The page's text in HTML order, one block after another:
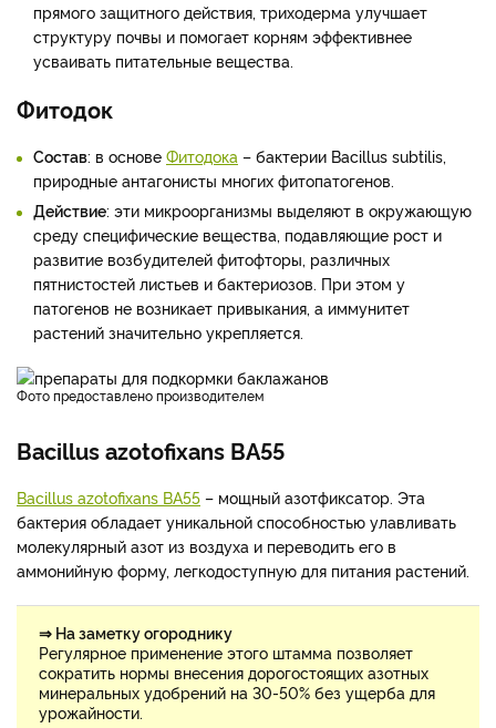
прямого защитного действия, триходерма улучшает
структуру почвы и помогает корням эффективнее
усваивать питательные вещества.
Фитодок
Состав: в основе Фитодока – бактерии Bacillus subtilis,
природные антагонисты многих фитопатогенов.
Действие: эти микроорганизмы выделяют в окружающую
среду специфические вещества, подавляющие рост и
развитие возбудителей фитофторы, различных
пятнистостей листьев и бактериозов. При этом у
патогенов не возникает привыкания, а иммунитет
растений значительно укрепляется.
фото предоставлено производителем
Bacillus azotofixans BA55
Bacillus azotofixans BA55 – мощный азотфиксатор. Эта
бактерия обладает уникальной способностью улавливать
молекулярный азот из воздуха и переводить его в
аммонийную форму, легкодоступную для питания растений.
⇒ На заметку огороднику
Регулярное применение этого штамма позволяет
сократить нормы внесения дорогостоящих азотных
минеральных удобрений на 30-50% без ущерба для
урожайности.